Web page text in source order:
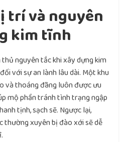
trí và nguyên
kim tĩnh
nguyên tắc khi xây dựng kim
với sự an lành lâu dài. Một khu
và thoáng đãng luôn được ưu
mộ phần tránh tình trạng ngập
tịnh, sạch sẽ. Ngược lại,
thường xuyên bị đào xới sẽ dễ